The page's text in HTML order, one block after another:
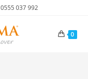
037 992
0